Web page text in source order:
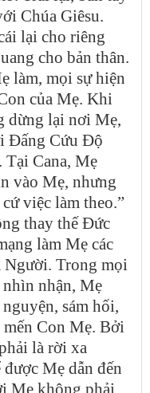
Chúa Giêsu.
lại cho riêng
cho bản thân.
làm, mọi sự hiện
của Mẹ. Khi
dừng lại nơi Mẹ,
Đấng Cứu Độ
Cana, Mẹ
vào Mẹ, nhưng
việc làm theo.”
thay thế Đức
làm Mẹ các
Người. Trong mọi
nhận, Mẹ
sám hối,
Con Mẹ. Bởi
là rời xa
Mẹ dẫn đến
Mẹ không phải